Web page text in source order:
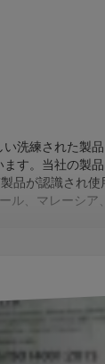
洗練された製
す。当社の製
品が認識され
ル、マレーシア